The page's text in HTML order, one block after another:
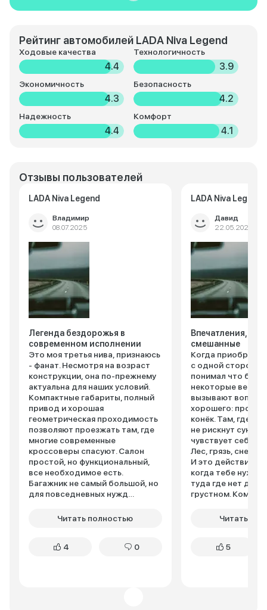
Рейтинг автомобилей LADA Niva Legend
Ходовые качества
4.4
Технологичность
3.9
Экономичность
4.3
Безопасность
4.2
Надежность
4.4
Комфорт
4.1
Отзывы пользователей
LADA Niva Legend
Владимир
08.07.2025
Легенда бездорожья в
современном исполнении
Это моя третья нива, признаюсь
- фанат. Несмотря на возраст
конструкции, она по-прежнему
актуальна для наших условий.
Компактные габариты, полный
привод и хорошая
геометрическая проходимость
позволяют проезжать там, где
многие современные
кроссоверы спасуют. Салон
простой, но функциональный,
все необходимое есть.
Багажник не самый большой, но
для повседневных нужд
мощный и экономичный, но
энергоемкая, неровности
Читать полностью
4 0
LADA Niva Legend
Давид
22.05.2025
Впечатления,
смешанные
Когда
с одной стороны,
понимал что
некоторые вещи
вызывают
хорошего:
конёк. Там, где
не рискнут
чувствует себя
Лес, грязь, снег
И это
когда тебе нужно
туда где нет
грустном.
тесновато
каждая кочка
Читать
5